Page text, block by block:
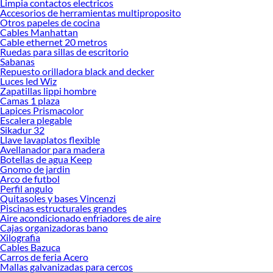
¡Visítanos y haz tus ideas realidad!
Limpia contactos electricos
Accesorios de herramientas multiproposito
Otros papeles de cocina
Cables Manhattan
Cable ethernet 20 metros
Ruedas para sillas de escritorio
Sabanas
Repuesto orilladora black and decker
Luces led Wiz
Zapatillas lippi hombre
Camas 1 plaza
Lapices Prismacolor
Escalera plegable
Sikadur 32
Llave lavaplatos flexible
Avellanador para madera
Botellas de agua Keep
Gnomo de jardin
Arco de futbol
Perfil angulo
Quitasoles y bases Vincenzi
Piscinas estructurales grandes
Aire acondicionado enfriadores de aire
Cajas organizadoras bano
Xilografia
Cables Bazuca
Carros de feria Acero
Mallas galvanizadas para cercos